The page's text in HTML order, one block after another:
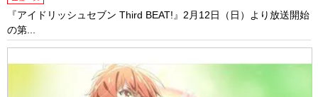
『アイドリッシュセブン Third BEAT!』2月12日（日）より放送開始
の第...